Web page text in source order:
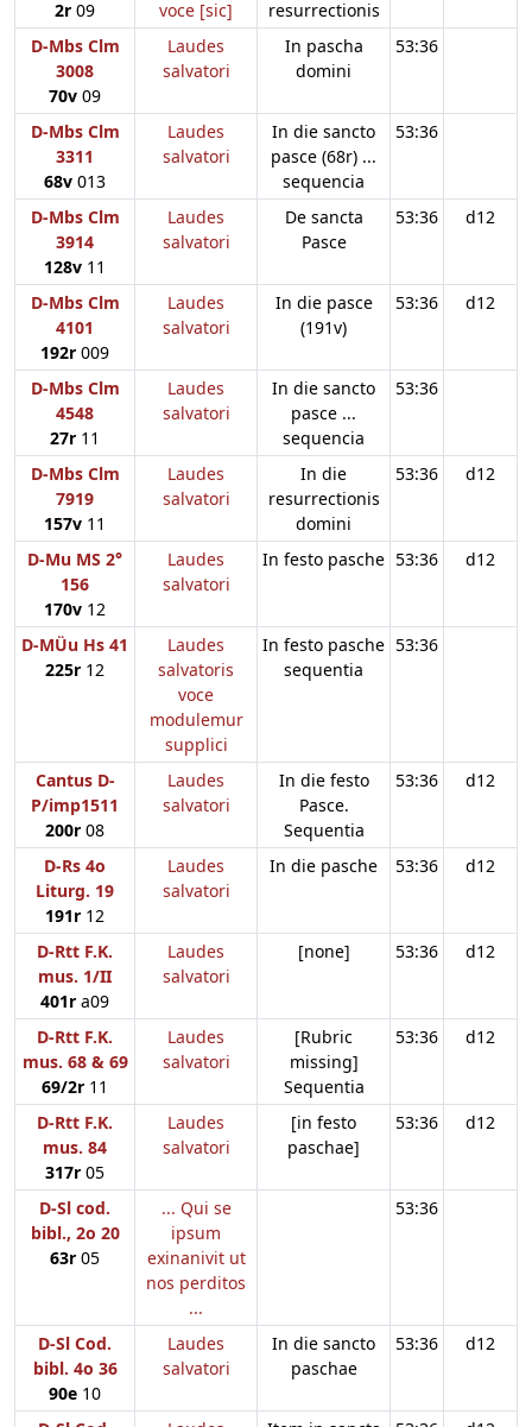
2r 09
voce [sic]
resurrectionis
D-Mbs Clm
3008
70v 09
Laudes
salvatori
In pascha
domini
53:36
D-Mbs Clm
3311
68v 013
Laudes
salvatori
In die sancto
pasce (68r) ...
sequencia
53:36
D-Mbs Clm
3914
128v 11
Laudes
salvatori
De sancta
Pasce
53:36 d12
D-Mbs Clm
4101
192r 009
Laudes
salvatori
In die pasce
(191v)
53:36 d12
D-Mbs Clm
4548
27r 11
Laudes
salvatori
In die sancto
pasce ...
sequencia
53:36
D-Mbs Clm
7919
157v 11
Laudes
salvatori
In die
resurrectionis
domini
53:36 d12
D-Mu MS 2°
156
170v 12
Laudes
salvatori
In festo pasche 53:36 d12
D-MÜu Hs 41
225r 12
Laudes
salvatoris
voce
modulemur
supplici
In festo pasche
sequentia
53:36
Cantus D-
P/imp1511
200r 08
Laudes
salvatori
In die festo
Pasce.
Sequentia
53:36 d12
D-Rs 4o
Liturg. 19
191r 12
Laudes
salvatori
In die pasche 53:36 d12
D-Rtt F.K.
mus. 1/II
401r a09
Laudes
salvatori
[none] 53:36 d12
D-Rtt F.K.
mus. 68 & 69
69/2r 11
Laudes
salvatori
[Rubric
missing]
Sequentia
53:36 d12
D-Rtt F.K.
mus. 84
317r 05
Laudes
salvatori
[in festo
paschae]
53:36 d12
D-Sl cod.
bibl., 2o 20
63r 05
... Qui se
ipsum
exinanivit ut
nos perditos
...
53:36
D-Sl Cod.
bibl. 4o 36
90e 10
Laudes
salvatori
In die sancto
paschae
53:36 d12